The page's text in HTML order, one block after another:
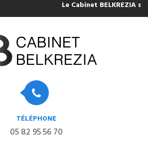
Le Cabinet BELKREZIA
TÉLÉPHONE
05 82 95 56 70